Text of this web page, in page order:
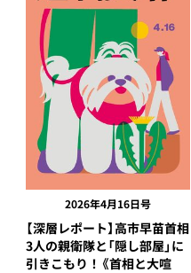
2026年4月16日号
【深層レポート】高市早苗首相
3人の親衛隊と「隠し部屋」に
引きこもり！《首相と大喧